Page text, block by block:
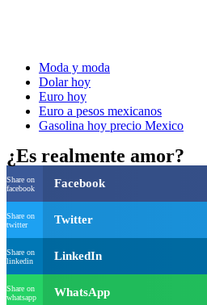
Moda y moda
Dolar hoy
Euro hoy
Euro a pesos mexicanos
Gasolina hoy precio Mexico
¿Es realmente amor?
Share on
facebook
Facebook
Share on
twitter
Twitter
Share on
linkedin
LinkedIn
Share on
whatsapp
WhatsApp